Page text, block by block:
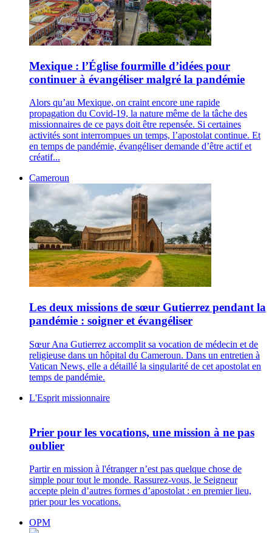
Mexique : l’Église fourmille d’idées pour
continuer à évangéliser malgré la pandémie
Alors qu’au Mexique, on craint encore une rapide
propagation du Covid-19, la nature même de la tâche des
missionnaires de ce pays doit être repensée. Si certaines
activités sont interrompues un temps, l’apostolat continue. Et
en temps de pandémie, évangéliser demande d’être actif et
créatif...
Cameroun
Les deux missions de sœur Gutierrez pendant la
pandémie : soigner et évangéliser
Sœur Ana Gutierrez accomplit sa vocation de médecin et de
religieuse dans un hôpital du Cameroun. Dans un entretien à
Vatican News, elle a détaillé la singularité de cet apostolat en
temps de pandémie.
L'Esprit missionnaire
Prier pour les vocations, une mission à ne pas
oublier
Partir en mission à l'étranger n’est pas quelque chose de
simple pour tout le monde. Rassurez-vous, le Seigneur
accepte plein d’autres formes d’apostolat : en premier lieu,
prier pour les vocations.
OPM